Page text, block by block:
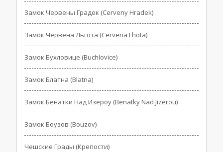
Замок Червены Градек (Cerveny Hradek)
Замок Червена Льгота (Cervena Lhota)
Замок Бухловице (Buchlovice)
Замок Блатна (Blatna)
Замок Бенатки Над Изероу (Benatky Nad Jizerou)
Замок Боузов (Bouzov)
Чешские Грады (Крепости)